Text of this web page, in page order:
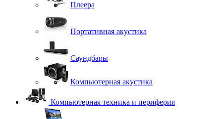
Плеера
Портативная акустика
Саундбары
Компьютерная акустика
Компьютерная техника и периферия